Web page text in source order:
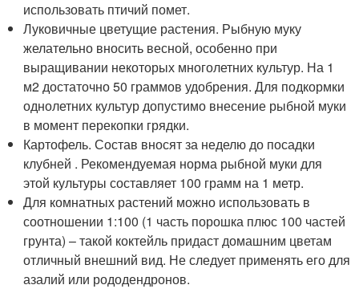
использовать птичий помет.
Луковичные цветущие растения. Рыбную муку
желательно вносить весной, особенно при
выращивании некоторых многолетних культур. На 1
м2 достаточно 50 граммов удобрения. Для подкормки
однолетних культур допустимо внесение рыбной муки
в момент перекопки грядки.
Картофель. Состав вносят за неделю до посадки
клубней . Рекомендуемая норма рыбной муки для
этой культуры составляет 100 грамм на 1 метр.
Для комнатных растений можно использовать в
соотношении 1:100 (1 часть порошка плюс 100 частей
грунта) – такой коктейль придаст домашним цветам
отличный внешний вид. Не следует применять его для
азалий или рододендронов.